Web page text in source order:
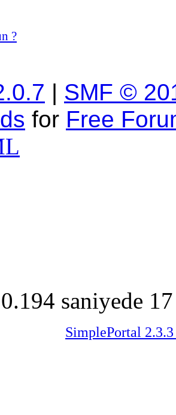
?
| SMF ©
for Free
saniyede
SimplePortal